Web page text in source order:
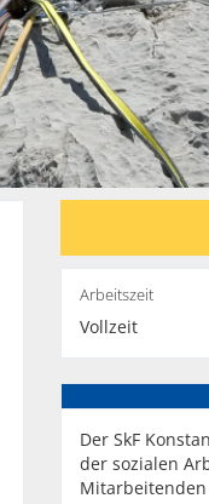
Arbeitszeit
Vollzeit
Der SkF
der sozialen